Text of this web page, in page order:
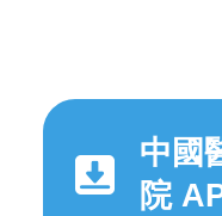
中國
院